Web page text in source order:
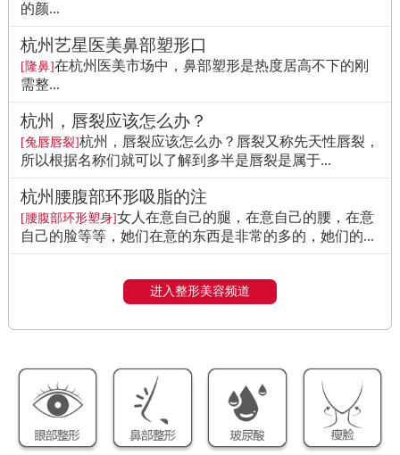
的颜...
杭州艺星医美鼻部塑形口
[隆鼻]在杭州医美市场中，鼻部塑形是热度居高不下的刚
需整...
杭州，唇裂应该怎么办？
[兔唇唇裂]杭州，唇裂应该怎么办？唇裂又称先天性唇裂，
所以根据名称们就可以了解到多半是唇裂是属于...
杭州腰腹部环形吸脂的注
[腰腹部环形塑身]女人在意自己的腿，在意自己的腰，在意
自己的脸等等，她们在意的东西是非常的多的，她们的...
进入整形美容频道